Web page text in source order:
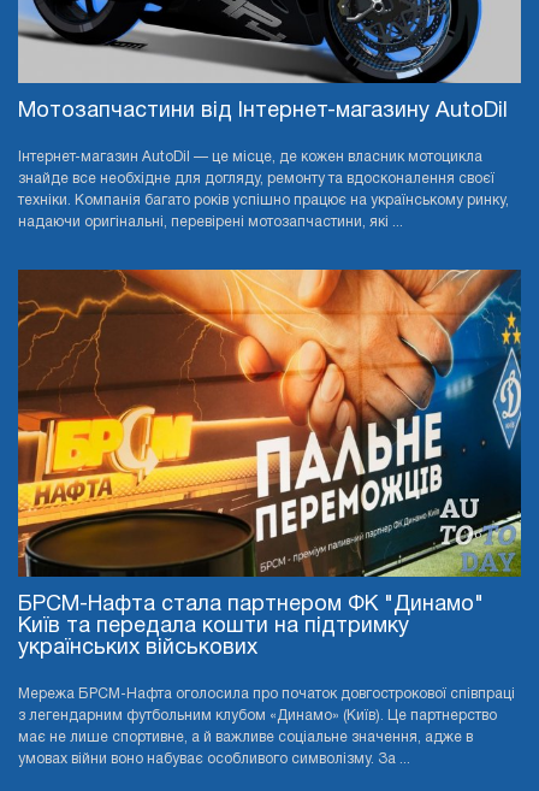
Мотозапчастини від Інтернет-магазину AutoDil
Інтернет-магазин AutoDil — це місце, де кожен власник мотоцикла
знайде все необхідне для догляду, ремонту та вдосконалення своєї
техніки. Компанія багато років успішно працює на українському ринку,
надаючи оригінальні, перевірені мотозапчастини, які ...
БРСМ-Нафта стала партнером ФК "Динамо"
Київ та передала кошти на підтримку
українських військових
Мережа БРСМ-Нафта оголосила про початок довгострокової співпраці
з легендарним футбольним клубом «Динамо» (Київ). Це партнерство
має не лише спортивне, а й важливе соціальне значення, адже в
умовах війни воно набуває особливого символізму. За ...